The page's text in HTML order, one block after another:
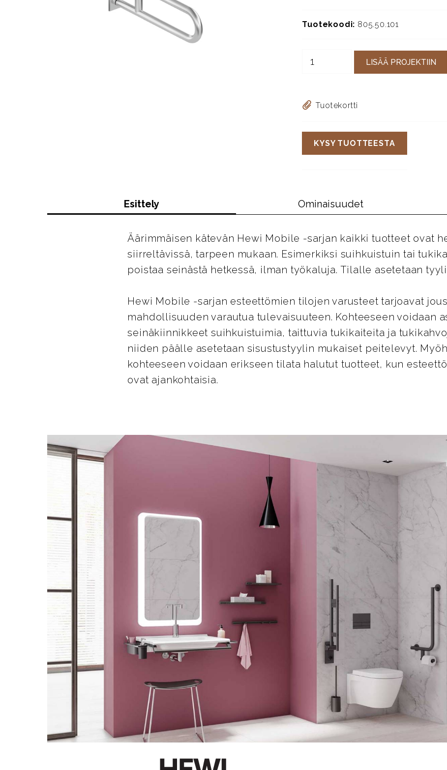
Tuotekoodi: 805.50.101
LISÄÄ PROJEKTIIN
Tuotekortti
KYSY TUOTTEESTA
Esittely Ominaisuudet
Äärimmäisen kätevän Hewi Mobile -sarjan kaikki tuotteet ovat
siirreltävissä, tarpeen mukaan. Esimerkiksi suihkuistuin tai
poistaa seinästä hetkessä, ilman työkaluja. Tilalle asetetaan
Hewi Mobile -sarjan esteettömien tilojen varusteet tarjoavat
mahdollisuuden varautua tulevaisuuteen. Kohteeseen voidaan
seinäkiinnikkeet suihkuistuimia, taittuvia tukikaiteita ja
niiden päälle asetetaan sisustustyylin mukaiset peitelevyt.
kohteeseen voidaan erikseen tilata halutut tuotteet, kun
ovat ajankohtaisia.